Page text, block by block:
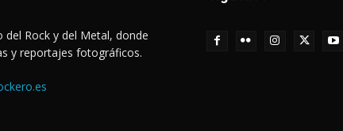
Rock y del Metal, donde
y reportajes fotográficos.